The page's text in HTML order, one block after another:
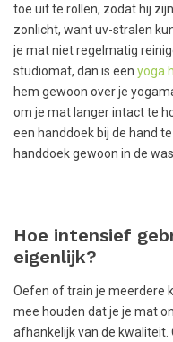
toe uit te rollen, zodat hij
zonlicht, want uv-stralen
je mat niet regelmatig
studiomat, dan is een yoga
hem gewoon over je
om je mat langer intact te
een handdoek bij de hand
handdoek gewoon in de
Hoe intensief
eigenlijk?
Oefen of train je meerdere
mee houden dat je je mat
afhankelijk van de kwaliteit.